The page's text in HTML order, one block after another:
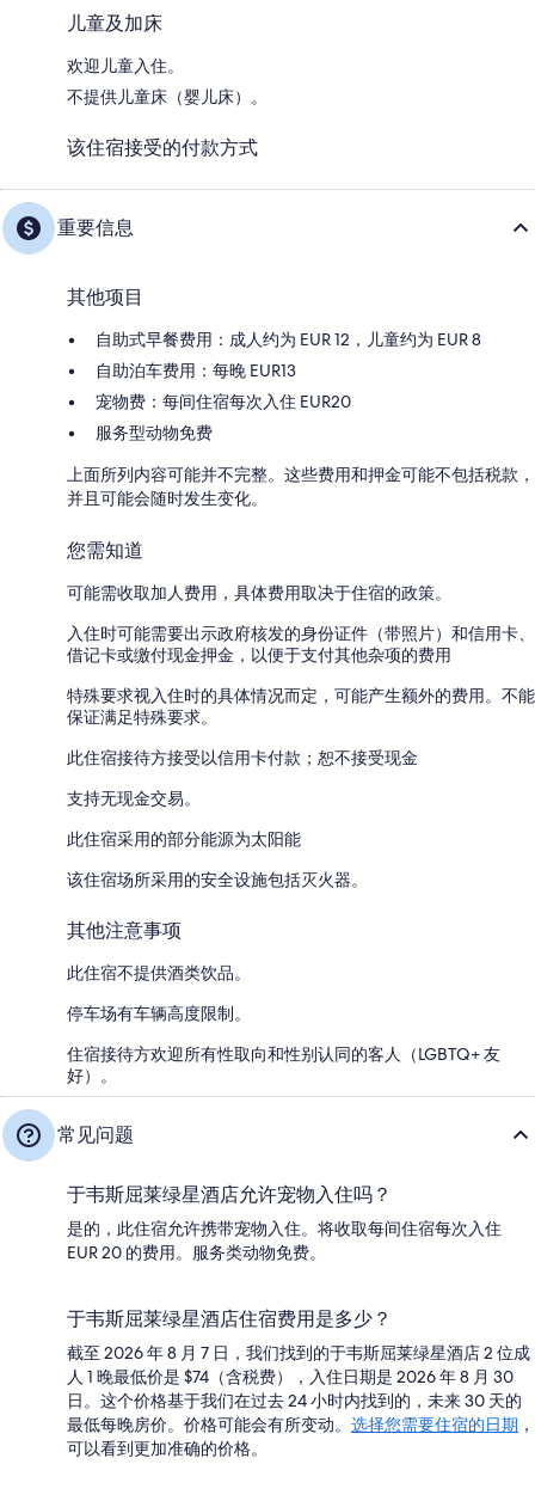
儿童及加床
欢迎儿童入住。
不提供儿童床（婴儿床）。
该住宿接受的付款方式
重要信息
其他项目
自助式早餐费用：成人约为 EUR 12，儿童约为 EUR 8
自助泊车费用：每晚 EUR13
宠物费：每间住宿每次入住 EUR20
服务型动物免费
上面所列内容可能并不完整。这些费用和押金可能不包括税款，
并且可能会随时发生变化。
您需知道
可能需收取加人费用，具体费用取决于住宿的政策。
入住时可能需要出示政府核发的身份证件（带照片）和信用卡、
借记卡或缴付现金押金，以便于支付其他杂项的费用
特殊要求视入住时的具体情况而定，可能产生额外的费用。不能
保证满足特殊要求。
此住宿接待方接受以信用卡付款；恕不接受现金
支持无现金交易。
此住宿采用的部分能源为太阳能
该住宿场所采用的安全设施包括灭火器。
其他注意事项
此住宿不提供酒类饮品。
停车场有车辆高度限制。
住宿接待方欢迎所有性取向和性别认同的客人（LGBTQ+ 友
好）。
常见问题
于韦斯屈莱绿星酒店允许宠物入住吗？
是的，此住宿允许携带宠物入住。将收取每间住宿每次入住
EUR 20 的费用。服务类动物免费。
于韦斯屈莱绿星酒店住宿费用是多少？
截至 2026 年 8 月 7 日，我们找到的于韦斯屈莱绿星酒店 2 位成
人 1 晚最低价是 $74（含税费），入住日期是 2026 年 8 月 30
日。这个价格基于我们在过去 24 小时内找到的，未来 30 天的
最低每晚房价。价格可能会有所变动。 选择您需要住宿的日期 ，
可以看到更加准确的价格。